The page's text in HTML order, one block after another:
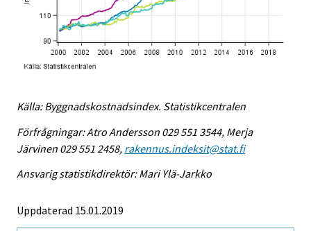
Källa: Byggnadskostnadsindex. Statistikcentralen
Förfrågningar: Atro Andersson 029 551 3544, Merja
Järvinen 029 551 2458, rakennus.indeksit@stat.fi
Ansvarig statistikdirektör: Mari Ylä-Jarkko
Uppdaterad 15.01.2019